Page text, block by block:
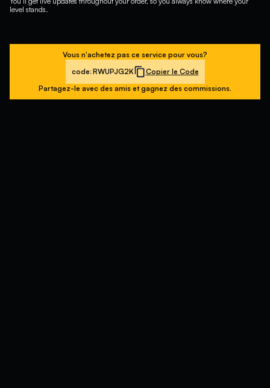
level stands.
Vous n'achetez pas ce service pour vous?
code: RWUPJG2K
Copier le Code
Partagez-le avec des amis et gagnez des commissions.